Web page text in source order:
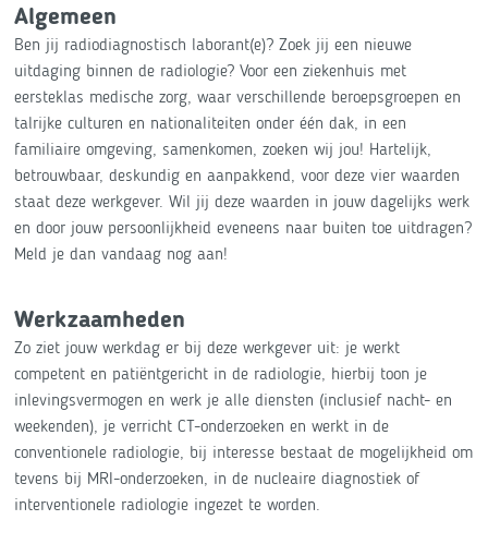
Algemeen
Ben jij radiodiagnostisch laborant(e)? Zoek jij een nieuwe
uitdaging binnen de radiologie? Voor een ziekenhuis met
eersteklas medische zorg, waar verschillende beroepsgroepen en
talrijke culturen en nationaliteiten onder één dak, in een
familiaire omgeving, samenkomen, zoeken wij jou! Hartelijk,
betrouwbaar, deskundig en aanpakkend, voor deze vier waarden
staat deze werkgever. Wil jij deze waarden in jouw dagelijks werk
en door jouw persoonlijkheid eveneens naar buiten toe uitdragen?
Meld je dan vandaag nog aan!
Werkzaamheden
Zo ziet jouw werkdag er bij deze werkgever uit: je werkt
competent en patiëntgericht in de radiologie, hierbij toon je
inlevingsvermogen en werk je alle diensten (inclusief nacht- en
weekenden), je verricht CT-onderzoeken en werkt in de
conventionele radiologie, bij interesse bestaat de mogelijkheid om
tevens bij MRI-onderzoeken, in de nucleaire diagnostiek of
interventionele radiologie ingezet te worden.